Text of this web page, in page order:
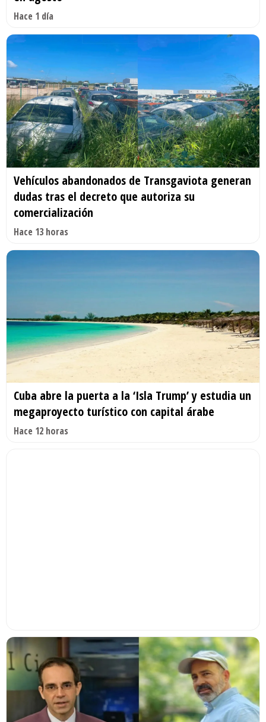
Hace 1 día
Vehículos abandonados de Transgaviota generan
dudas tras el decreto que autoriza su
comercialización
Hace 13 horas
Cuba abre la puerta a la ‘Isla Trump’ y estudia un
megaproyecto turístico con capital árabe
Hace 12 horas